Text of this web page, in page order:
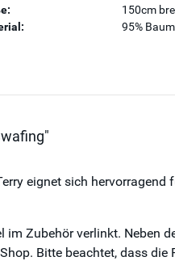
150cm
95%
eignet sich hervorragend
im Zubehör verlinkt. Neben
Bitte beachtet, dass die